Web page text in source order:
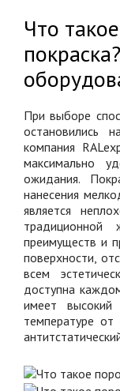
Что
При выборе
остановились
компания
максимально
ожидания.
нанесения
является
преимуществ и
поверхности,
всем
доступна
имеет высокий
температуре